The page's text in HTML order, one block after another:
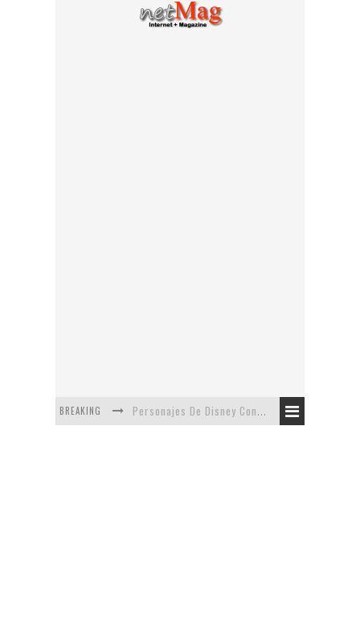
BREAKING Personajes De Disney Con Vestuarios Contemporáneos